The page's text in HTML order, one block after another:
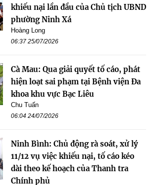
khiếu nại lần đầu của Chủ tịch UBND
phường Ninh Xá
Hoàng Long
06:37 25/07/2026
Cà Mau: Qua giải quyết tố cáo, phát
hiện loạt sai phạm tại Bệnh viện Đa
khoa khu vực Bạc Liêu
Chu Tuấn
06:04 24/07/2026
Ninh Bình: Chủ động rà soát, xử lý
11/12 vụ việc khiếu nại, tố cáo kéo
dài theo kế hoạch của Thanh tra
Chính phủ